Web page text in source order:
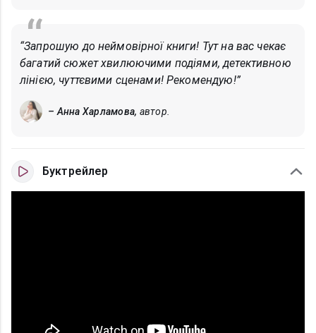
“Запрошую до неймовірної книги! Тут на вас чекає
багатий сюжет хвилюючими подіями, детективною
лінією, чуттєвими сценами! Рекомендую!”
– Анна Харламова, автор.
Буктрейлер